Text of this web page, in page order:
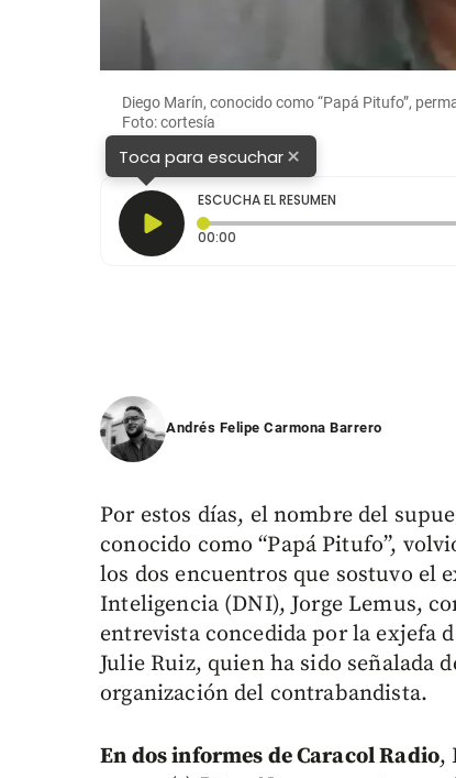
Diego Marín, conocido como “Papá Pitufo”,
Foto: cortesía
Toca para escuchar×
ESCUCHA EL RESUMEN
00:00
Andrés Felipe Carmona Barrero
Por estos días, el nombre del
conocido como “Papá Pitufo”,
los dos encuentros que sostuvo el
Inteligencia (DNI), Jorge Lemus,
entrevista concedida por la exjefa
Julie Ruiz, quien ha sido señalada
organización del contrabandista.
En dos informes de Caracol Radio,